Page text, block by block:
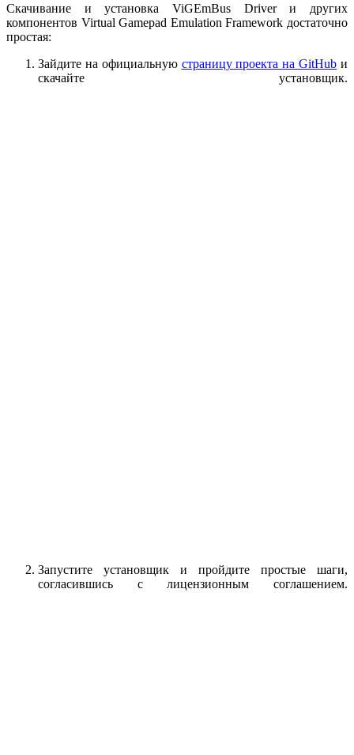
Скачивание и установка ViGEmBus Driver и других
компонентов Virtual Gamepad Emulation Framework достаточно
простая:
Зайдите на официальную страницу проекта на GitHub и
скачайте установщик.
Запустите установщик и пройдите простые шаги,
согласившись с лицензионным соглашением.